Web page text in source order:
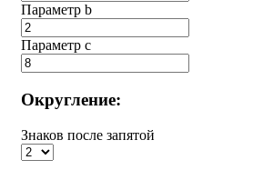
Параметр b
Параметр с
Округление:
Знаков после запятой